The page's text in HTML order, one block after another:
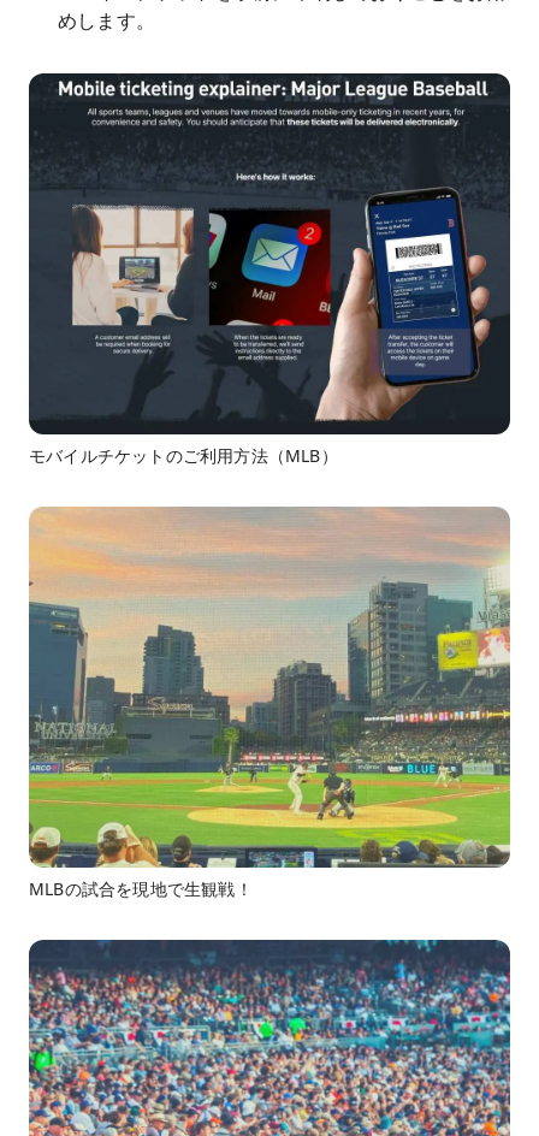
めします。
モバイルチケットのご利用方法（MLB）
MLBの試合を現地で生観戦！